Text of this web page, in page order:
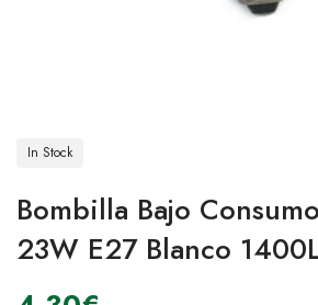
In Stock
Bombilla Bajo
23W E27 Blanco